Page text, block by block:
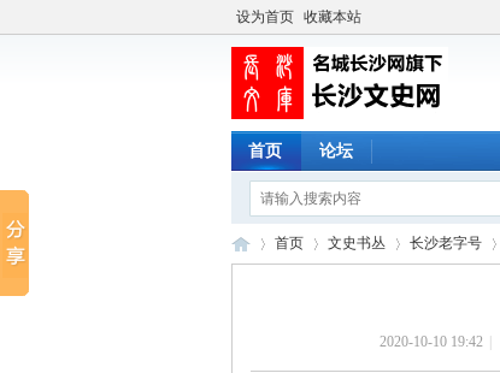
设为首页 收藏本站
首页 论坛
首页 文史书丛
›
长沙老字号
›
2020-10-10 19:42